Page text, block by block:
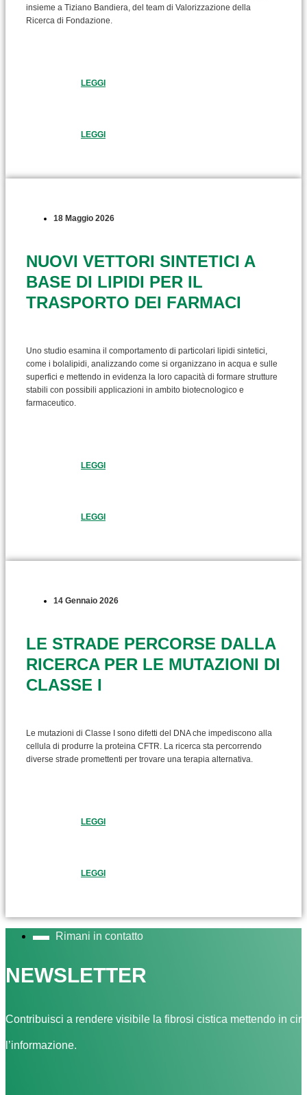
insieme a Tiziano Bandiera, del team di Valorizzazione della
Ricerca di Fondazione.
LEGGI
LEGGI
18 Maggio 2026
NUOVI VETTORI SINTETICI A
BASE DI LIPIDI PER IL
TRASPORTO DEI FARMACI
Uno studio esamina il comportamento di particolari lipidi sintetici,
come i bolalipidi, analizzando come si organizzano in acqua e sulle
superfici e mettendo in evidenza la loro capacità di formare strutture
stabili con possibili applicazioni in ambito biotecnologico e
farmaceutico.
LEGGI
LEGGI
14 Gennaio 2026
LE STRADE PERCORSE DALLA
RICERCA PER LE MUTAZIONI DI
CLASSE I
Le mutazioni di Classe I sono difetti del DNA che impediscono alla
cellula di produrre la proteina CFTR. La ricerca sta percorrendo
diverse strade promettenti per trovare una terapia alternativa.
LEGGI
LEGGI
Rimani in contatto
NEWSLETTER
Contribuisci a rendere visibile la fibrosi cistica mettendo in
l’informazione.